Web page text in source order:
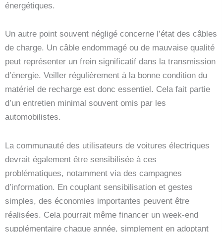
énergétiques.
Un autre point souvent négligé concerne l’état des câbles
de charge. Un câble endommagé ou de mauvaise qualité
peut représenter un frein significatif dans la transmission
d’énergie. Veiller régulièrement à la bonne condition du
matériel de recharge est donc essentiel. Cela fait partie
d’un entretien minimal souvent omis par les
automobilistes.
La communauté des utilisateurs de voitures électriques
devrait également être sensibilisée à ces
problématiques, notamment via des campagnes
d’information. En couplant sensibilisation et gestes
simples, des économies importantes peuvent être
réalisées. Cela pourrait même financer un week-end
supplémentaire chaque année, simplement en adoptant